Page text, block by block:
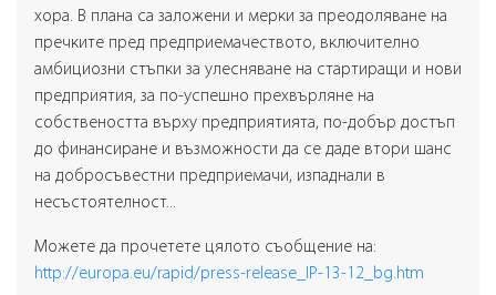
хора. В плана са заложени и мерки за преодоляване на
пречките пред предприемачеството, включително
амбициозни стъпки за улесняване на стартиращи и нови
предприятия, за по-успешно прехвърляне на
собствеността върху предприятията, по-добър достъп
до финансиране и възможности да се даде втори шанс
на добросъвестни предприемачи, изпаднали в
несъстоятелност...
Можете да прочетете цялото съобщение на:
http://europa.eu/rapid/press-release_IP-13-12_bg.htm